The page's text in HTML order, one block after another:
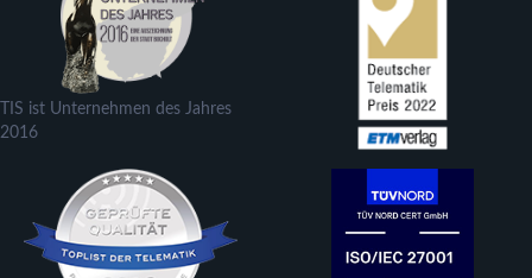
TIS ist Unternehmen des Jahres
2016